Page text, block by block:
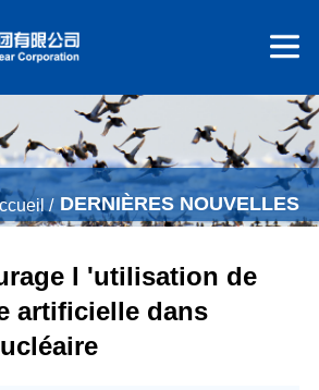
/ DERNIÈRES NOUVELLES
l 'utilisation de
artificielle dans